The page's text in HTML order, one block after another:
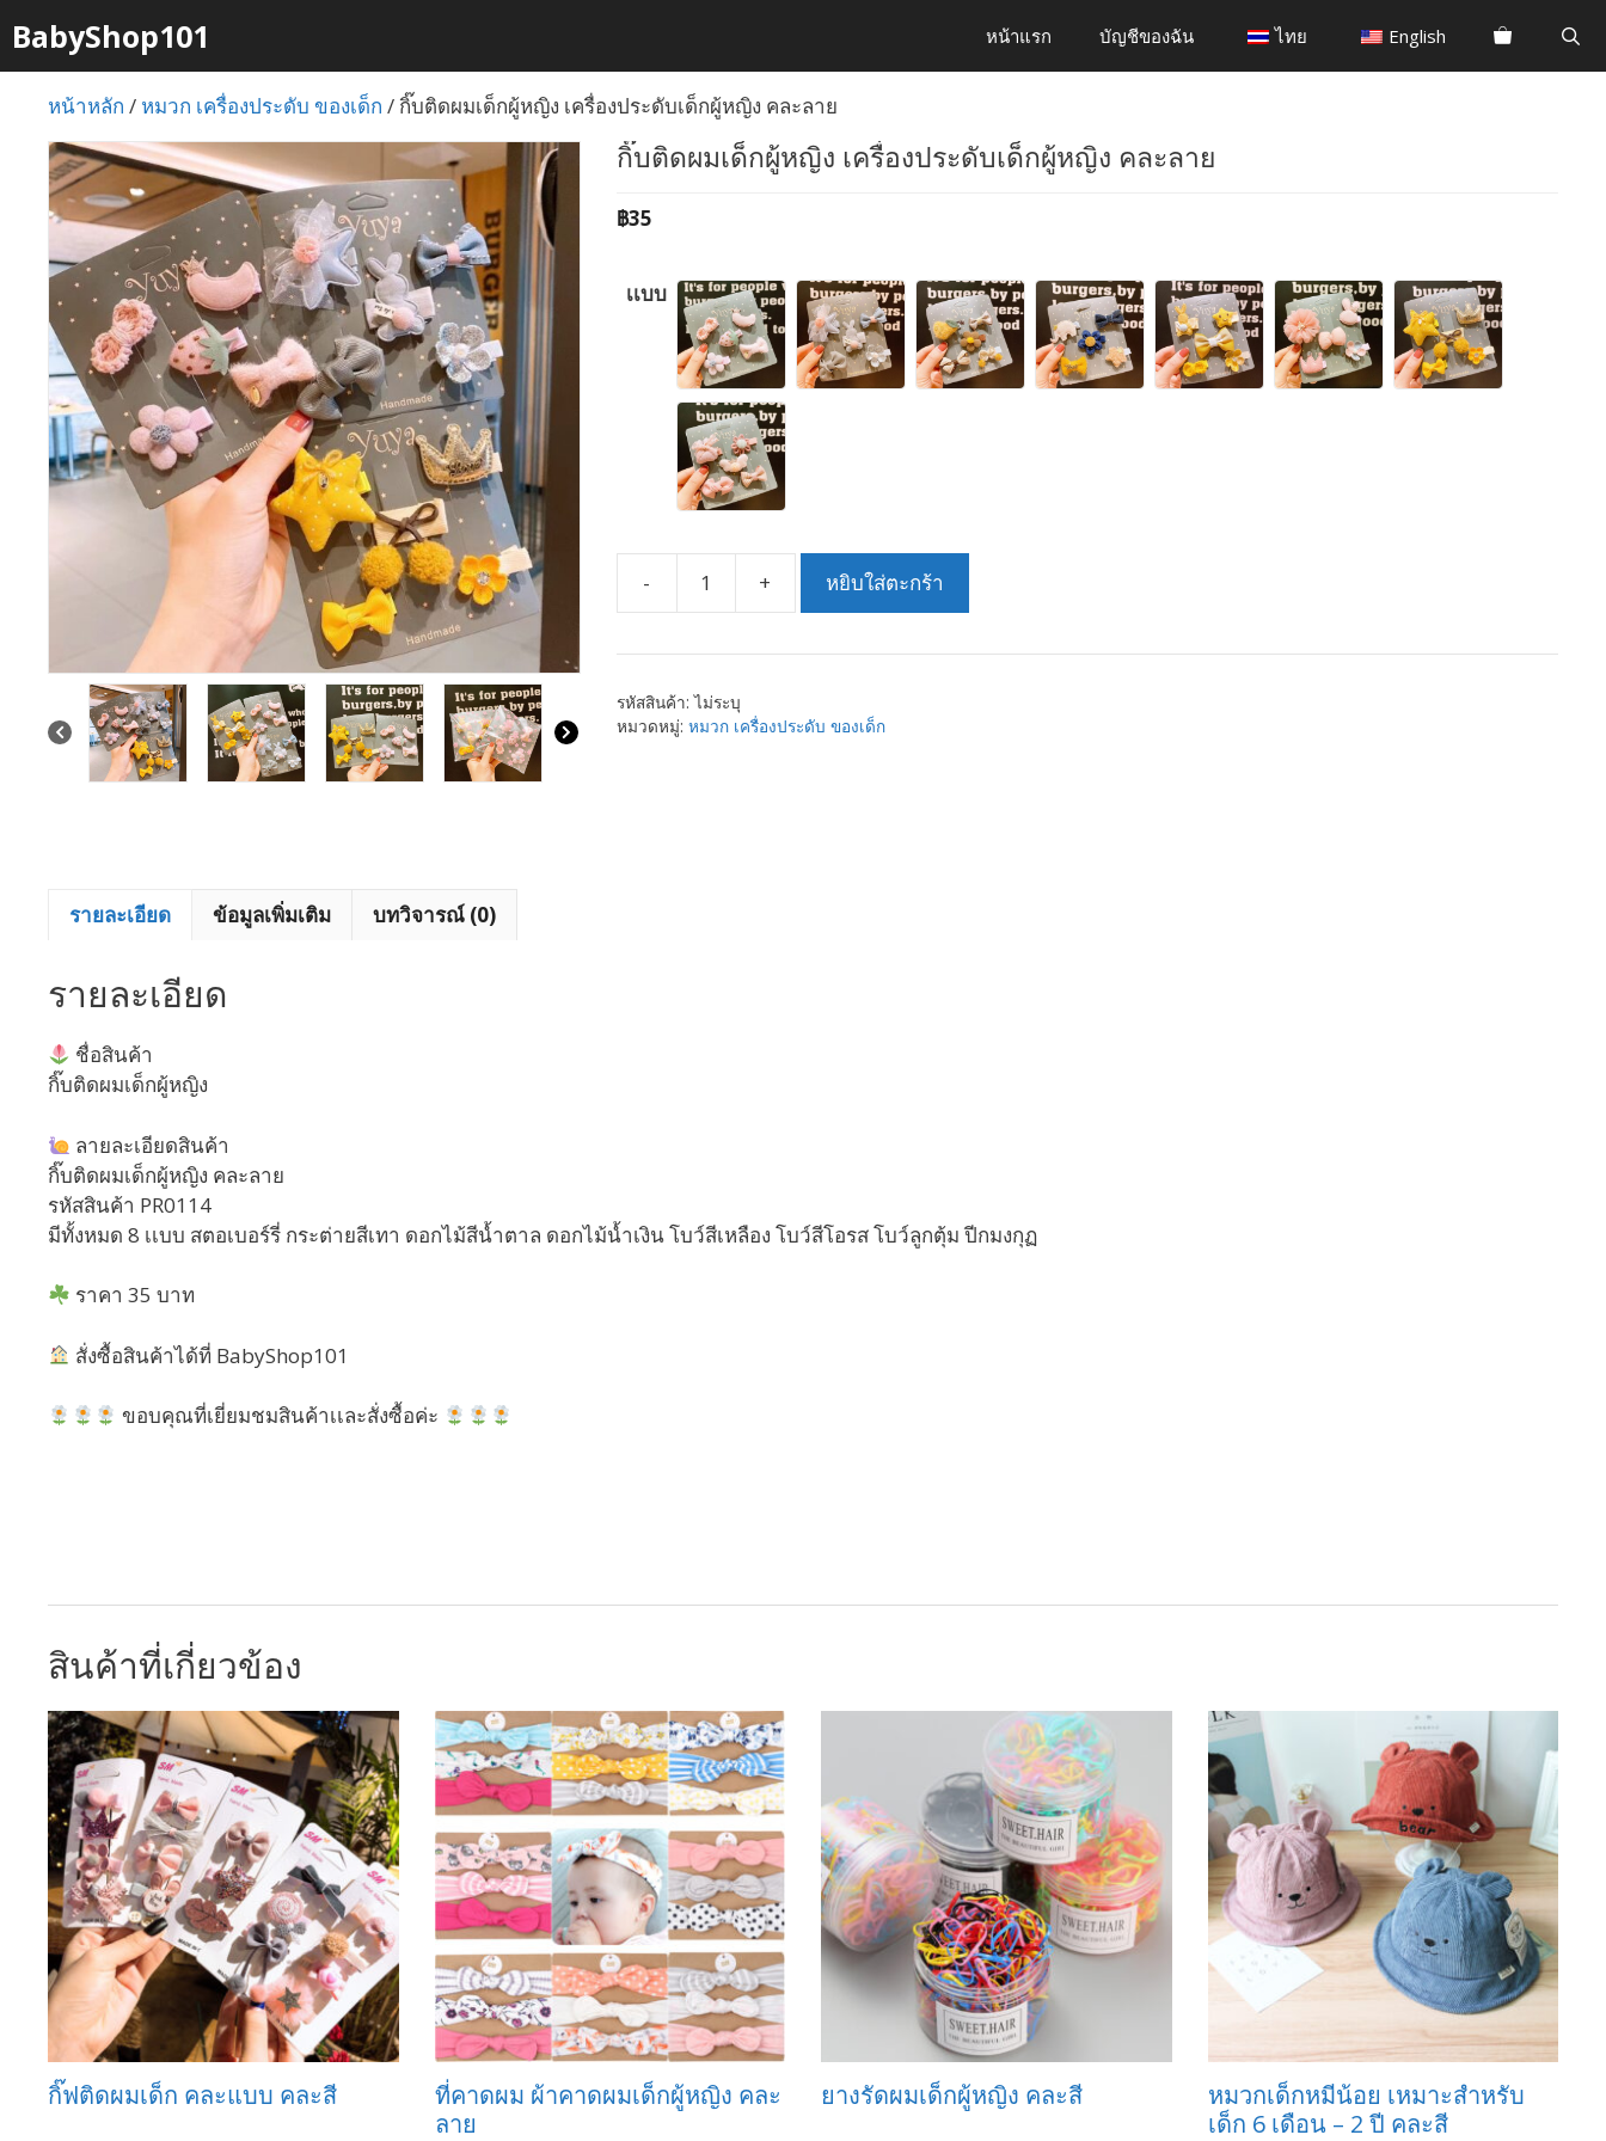
to
content
BabyShop101 หน้าแรก บัญชีของฉัน ไทย English
หน้าหลัก / หมวก เครื่องประดับ ของเด็ก / กิ๊บติดผมเด็กผู้หญิง เครื่องประดับเด็กผู้หญิง คละลาย
กิ๊บติดผมเด็กผู้หญิง เครื่องประดับเด็กผู้หญิง คละลาย
฿35
เเบบ
-
จำนวน
ติด
เด็ก
+ หยิบใส่ตะกร้า
รหัสสินค้า:ไม่ระบุ
หมวดหมู่: หมวก เครื่องประดับ ของเด็ก
รายละเอียด ข้อมูลเพิ่มเติม บทวิจารณ์ (0)
รายละเอียด
ชื่อสินค้า
กิ๊บติดผมเด็กผู้หญิง
ลายละเอียดสินค้า
กิ๊บติดผมเด็กผู้หญิง คละลาย
รหัสสินค้า PR0114
มีทั้งหมด 8 เเบบ สตอเบอร์รี่ กระต่ายสีเทา ดอกไม้สีน้ำตาล ดอกไม้น้ำเงิน โบว์สีเหลือง โบว์สีโอรส โบว์ลูกตุ้ม ปีกมงกุฏ
ราคา 35 บาท
สั่งซื้อสินค้าได้ที่ BabyShop101
ขอบคุณที่เยี่ยมชมสินค้าเเละสั่งซื้อค่ะ
สินค้าที่เกี่ยวข้อง
กิ๊ฟติดผมเด็ก คละแบบ คละสี
ที่คาดผม ผ้าคาดผมเด็กผู้หญิง คละ
ลาย
ยางรัดผมเด็กผู้หญิง คละสี
หมวกเด็กหมีน้อย เหมาะสำหรับ
เด็ก 6 เดือน – 2 ปี คละสี